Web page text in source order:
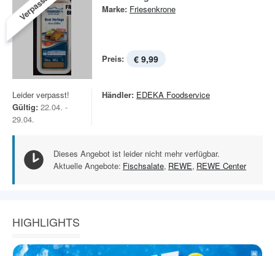
Verpasst! Marke: Friesenkrone
Preis: € 9,99
Leider verpasst!
Gültig: 22.04. -
29.04.
Händler: EDEKA Foodservice
Dieses Angebot ist leider nicht mehr verfügbar.
Aktuelle Angebote: Fischsalate, REWE, REWE Center
HIGHLIGHTS